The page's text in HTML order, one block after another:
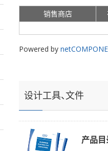
销售商店
Powered by
设计工具、文件
产品